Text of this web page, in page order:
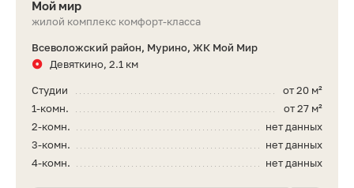
Мой мир
жилой комплекс комфорт-класса
Всеволожский район, Мурино, ЖК Мой Мир
Девяткино, 2.1 км
от 20 м²
Студии
от 27 м²
1-комн.
нет данных
2-комн.
нет данных
3-комн.
нет данных
4-комн.